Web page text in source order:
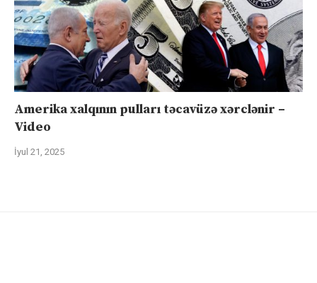
Amerika xalqının pulları təcavüzə xərclənir –
Video
İyul 21, 2025